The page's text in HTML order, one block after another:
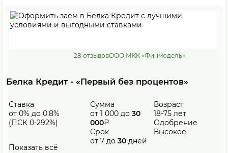
28 отзывовООО МКК «Финмодель»
Белка Кредит - «Первый без процентов»
Ставка
от 0% до 0.8%
(ПСК 0-292%)
Сумма
от 1 000 до 30
000₽
Срок
от 7 до 30 дней
Возраст
18-75 лет
Одобрение
Высокое
Показать всё